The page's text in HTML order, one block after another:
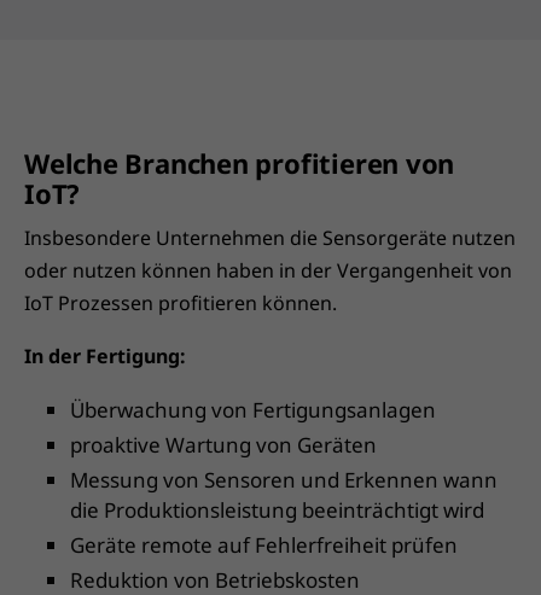
Welche Branchen profitieren von
IoT?
Insbesondere Unternehmen die Sensorgeräte nutzen
oder nutzen können haben in der Vergangenheit von
IoT Prozessen profitieren können.
In der Fertigung:
Überwachung von Fertigungsanlagen
proaktive Wartung von Geräten
Messung von Sensoren und Erkennen wann
die Produktionsleistung beeinträchtigt wird
Geräte remote auf Fehlerfreiheit prüfen
Reduktion von Betriebskosten